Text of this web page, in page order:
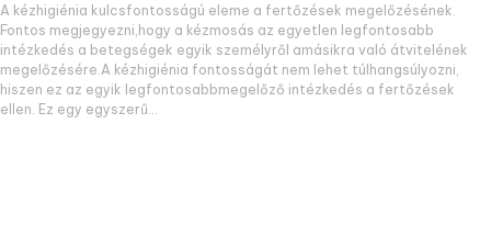
A kézhigiénia kulcsfontosságú eleme a fertőzések megelőzésének.
Fontos megjegyezni,hogy a kézmosás az egyetlen legfontosabb
intézkedés a betegségek egyik személyről amásikra való átvitelének
megelőzésére.A kézhigiénia fontosságát nem lehet túlhangsúlyozni,
hiszen ez az egyik legfontosabbmegelőző intézkedés a fertőzések
ellen. Ez egy egyszerű